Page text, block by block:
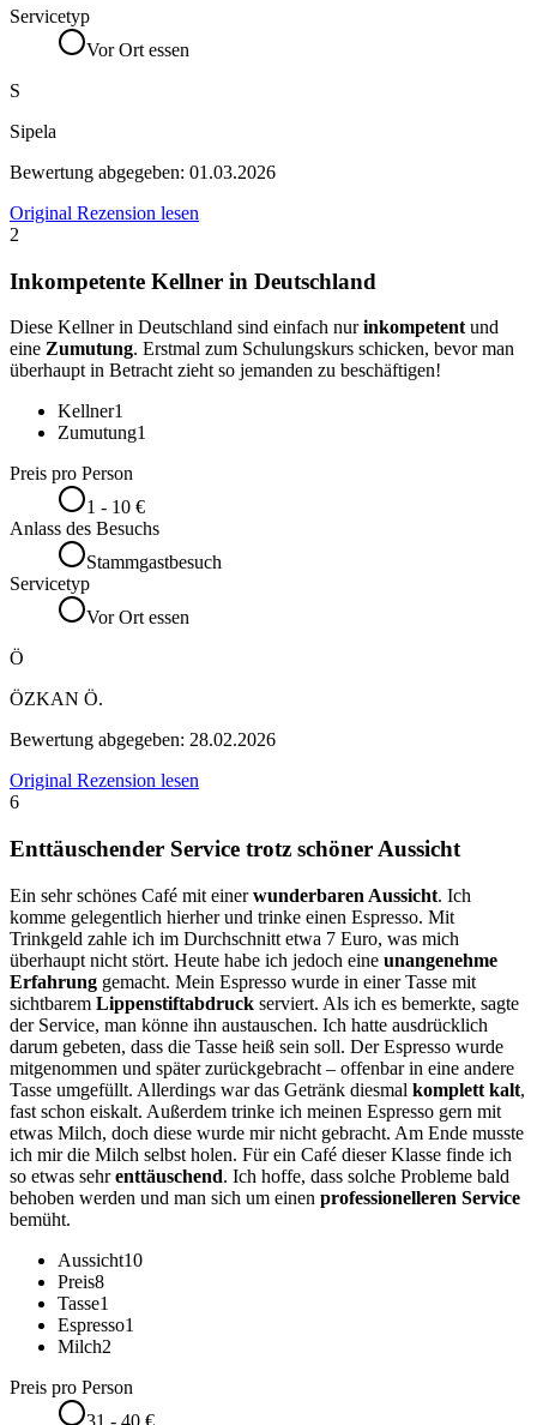
Servicetyp
Vor Ort essen
S
Sipela
Bewertung abgegeben: 01.03.2026
Original Rezension lesen
2
Inkompetente Kellner in Deutschland
Diese Kellner in Deutschland sind einfach nurinkompetent und
eine Zumutung. Erstmal zum Schulungskurs schicken, bevor man
überhaupt in Betracht zieht so jemanden zu beschäftigen!
Kellner1
Zumutung1
Preis pro Person
1 - 10 €
Anlass des Besuchs
Stammgastbesuch
Servicetyp
Vor Ort essen
Ö
ÖZKAN Ö.
Bewertung abgegeben: 28.02.2026
Original Rezension lesen
6
Enttäuschender Service trotz schöner Aussicht
Ein sehr schönes Café mit einerwunderbaren Aussicht. Ich
komme gelegentlich hierher und trinke einen Espresso. Mit
Trinkgeld zahle ich im Durchschnitt etwa 7 Euro, was mich
überhaupt nicht stört. Heute habe ich jedoch eine unangenehme
Erfahrung gemacht. Mein Espresso wurde in einer Tasse mit
sichtbarem Lippenstiftabdruck serviert. Als ich es bemerkte, sagte
der Service, man könne ihn austauschen. Ich hatte ausdrücklich
darum gebeten, dass die Tasse heiß sein soll. Der Espresso wurde
mitgenommen und später zurückgebracht – offenbar in eine andere
Tasse umgefüllt. Allerdings war das Getränk diesmal komplett kalt,
fast schon eiskalt. Außerdem trinke ich meinen Espresso gern mit
etwas Milch, doch diese wurde mir nicht gebracht. Am Ende musste
ich mir die Milch selbst holen. Für ein Café dieser Klasse finde ich
so etwas sehrenttäuschend. Ich hoffe, dass solche Probleme bald
behoben werden und man sich um einen professionelleren Service
bemüht.
Aussicht10
Preis8
Tasse1
Espresso1
Milch2
Preis pro Person
31 - 40 €